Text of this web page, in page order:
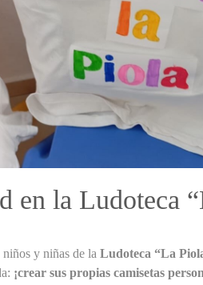
en la Ludoteca
niños y niñas de la Ludoteca “La
¡crear sus propias camisetas